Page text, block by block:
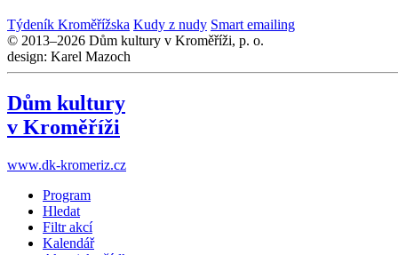
Týdeník Kroměřížska Kudy z nudy Smart emailing
© 2013–2026 Dům kultury v Kroměříži, p. o.
design: Karel Mazoch
Dům kultury
v Kroměříži
www.dk-kromeriz.cz
Program
Hledat
Filtr akcí
Kalendář